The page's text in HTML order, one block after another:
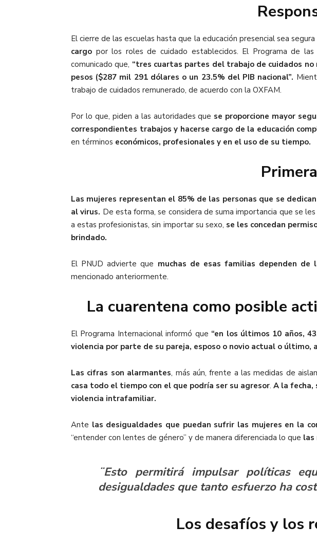
El cierre de las escuelas hasta que la educación presencial sea
cargo por los roles de cuidado establecidos. El Programa de
comunicado que, “tres cuartas partes del trabajo de cuidados
pesos ($287 mil 291 dólares o un 23.5% del PIB nacional”.
trabajo de cuidados remunerado, de acuerdo con la OXFAM.
Por lo que, piden a las autoridades que se proporcione mayor
correspondientes trabajos y hacerse cargo de la educación
en términos económicos, profesionales y en el uso de su tiempo.
Las mujeres representan el 85% de las personas que se
al virus. De esta forma, se considera de suma importancia que se
a estas profesionistas, sin importar su sexo, se les concedan
brindado.
El PNUD advierte que muchas de esas familias dependen de
mencionado anteriormente.
La cuarentena como posible
El Programa Internacional informó que “en los últimos 10 años,
violencia por parte de su pareja, esposo o novio actual o último,
Las cifras son alarmantes, más aún, frente a las medidas de
casa todo el tiempo con el que podría ser su agresor. A la fecha,
violencia intrafamiliar.
Ante las desigualdades que puedan sufrir las mujeres en la
“entender con lentes de género” y de manera diferenciada lo que las
¨Esto permitirá impulsar políticas
desigualdades que tanto esfuerzo ha
Los desafíos y los